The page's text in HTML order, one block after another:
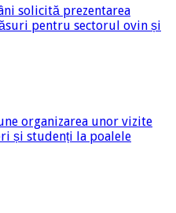
solicită prezentarea
pentru sectorul ovin și
organizarea unor vizite
și studenți la poalele